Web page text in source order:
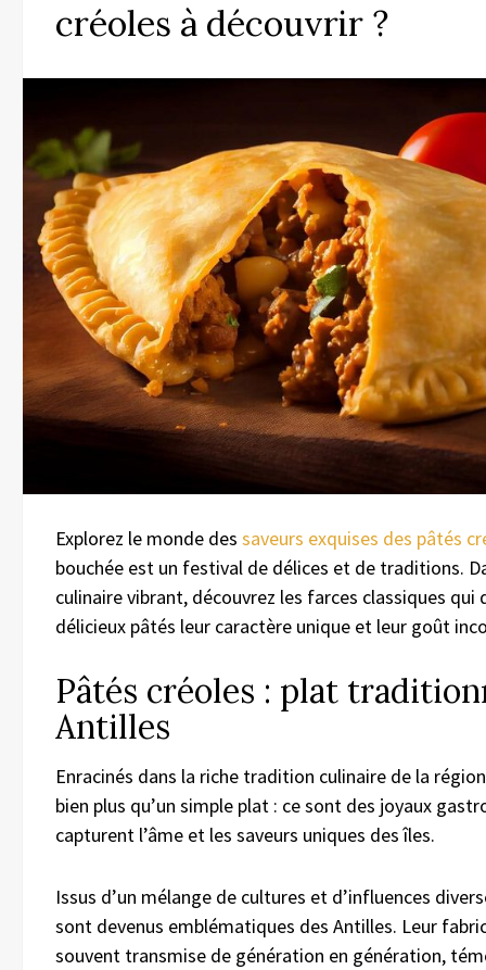
créoles à découvrir ?
Explorez le monde des saveurs exquises des pâtés
bouchée est un festival de délices et de traditions.
culinaire vibrant, découvrez les farces classiques qui
délicieux pâtés leur caractère unique et leur goût
Pâtés créoles : plat
Antilles
Enracinés dans la riche tradition culinaire de la
bien plus qu’un simple plat : ce sont des joyaux
capturent l’âme et les saveurs uniques des îles.
Issus d’un mélange de cultures et d’influences
sont devenus emblématiques des Antilles. Leur
souvent transmise de génération en génération,